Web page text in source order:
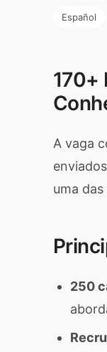
Español
170+
A vaga
uma
250